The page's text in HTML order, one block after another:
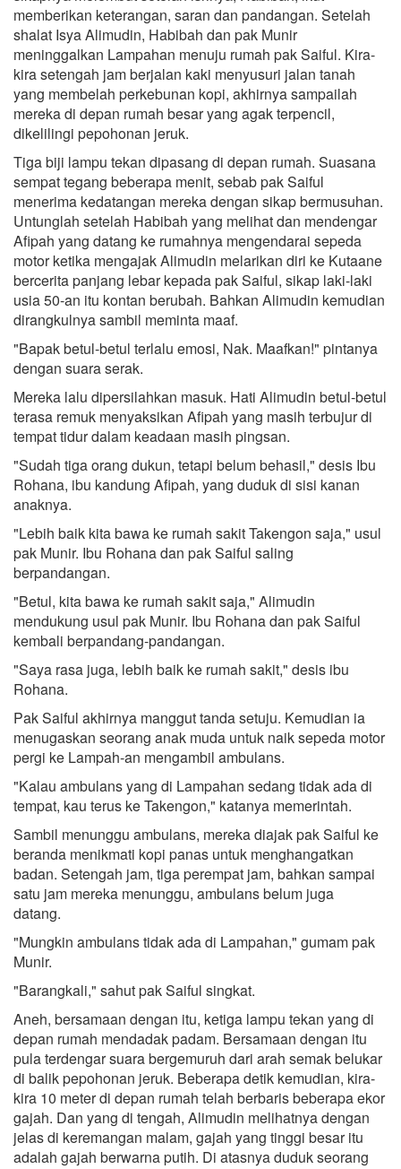
memberikan keterangan, saran dan pandangan. Setelah
shalat Isya Alimudin, Habibah dan pak Munir
meninggalkan Lampahan menuju rumah pak Saiful. Kira-
kira setengah jam berjalan kaki menyusuri jalan tanah
yang membelah perkebunan kopi, akhirnya sampailah
mereka di depan rumah besar yang agak terpencil,
dikelilingi pepohonan jeruk.
Tiga biji lampu tekan dipasang di depan rumah. Suasana
sempat tegang beberapa menit, sebab pak Saiful
menerima kedatangan mereka dengan sikap bermusuhan.
Untunglah setelah Habibah yang melihat dan mendengar
Afipah yang datang ke rumahnya mengendarai sepeda
motor ketika mengajak Alimudin melarikan diri ke Kutaane
bercerita panjang lebar kepada pak Saiful, sikap laki-laki
usia 50-an itu kontan berubah. Bahkan Alimudin kemudian
dirangkulnya sambil meminta maaf.
"Bapak betul-betul terlalu emosi, Nak. Maafkan!" pintanya
dengan suara serak.
Mereka lalu dipersilahkan masuk. Hati Alimudin betul-betul
terasa remuk menyaksikan Afipah yang masih terbujur di
tempat tidur dalam keadaan masih pingsan.
"Sudah tiga orang dukun, tetapi belum behasil," desis Ibu
Rohana, ibu kandung Afipah, yang duduk di sisi kanan
anaknya.
"Lebih baik kita bawa ke rumah sakit Takengon saja," usul
pak Munir. Ibu Rohana dan pak Saiful saling
berpandangan.
"Betul, kita bawa ke rumah sakit saja," Alimudin
mendukung usul pak Munir. Ibu Rohana dan pak Saiful
kembali berpandang-pandangan.
"Saya rasa juga, lebih baik ke rumah sakit," desis ibu
Rohana.
Pak Saiful akhirnya manggut tanda setuju. Kemudian ia
menugaskan seorang anak muda untuk naik sepeda motor
pergi ke Lampah-an mengambil ambulans.
"Kalau ambulans yang di Lampahan sedang tidak ada di
tempat, kau terus ke Takengon," katanya memerintah.
Sambil menunggu ambulans, mereka diajak pak Saiful ke
beranda menikmati kopi panas untuk menghangatkan
badan. Setengah jam, tiga perempat jam, bahkan sampai
satu jam mereka menunggu, ambulans belum juga
datang.
"Mungkin ambulans tidak ada di Lampahan," gumam pak
Munir.
"Barangkali," sahut pak Saiful singkat.
Aneh, bersamaan dengan itu, ketiga lampu tekan yang di
depan rumah mendadak padam. Bersamaan dengan itu
pula terdengar suara bergemuruh dari arah semak belukar
di balik pepohonan jeruk. Beberapa detik kemudian, kira-
kira 10 meter di depan rumah telah berbaris beberapa ekor
gajah. Dan yang di tengah, Alimudin melihatnya dengan
jelas di keremangan malam, gajah yang tinggi besar itu
adalah gajah berwarna putih. Di atasnya duduk seorang